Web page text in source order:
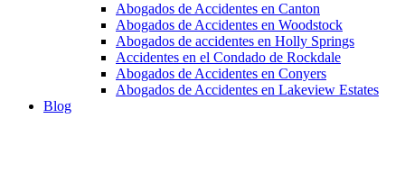
Abogados de Accidentes en Canton
Abogados de Accidentes en Woodstock
Abogados de accidentes en Holly Springs
Accidentes en el Condado de Rockdale
Abogados de Accidentes en Conyers
Abogados de Accidentes en Lakeview Estates
Blog